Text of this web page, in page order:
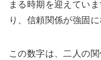
まる時期を迎えてい
り、信頼関係が強固
この数字は、二人の